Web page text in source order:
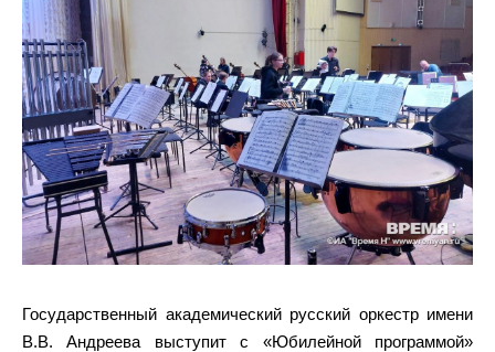
Государственный академический русский оркестр имени
В.В. Андреева выступит с «Юбилейной программой»